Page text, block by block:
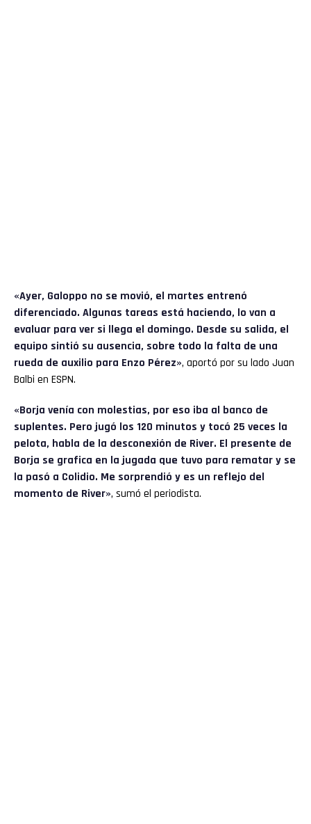
«Ayer, Galoppo no se movió, el martes entrenó
diferenciado. Algunas tareas está haciendo, lo van a
evaluar para ver si llega el domingo. Desde su salida, el
equipo sintió su ausencia, sobre todo la falta de una
rueda de auxilio para Enzo Pérez», aportó por su lado Juan
Balbi en ESPN.
«Borja venía con molestias, por eso iba al banco de
suplentes. Pero jugó los 120 minutos y tocó 25 veces la
pelota, habla de la desconexión de River. El presente de
Borja se grafica en la jugada que tuvo para rematar y se
la pasó a Colidio. Me sorprendió y es un reflejo del
momento de River», sumó el periodista.